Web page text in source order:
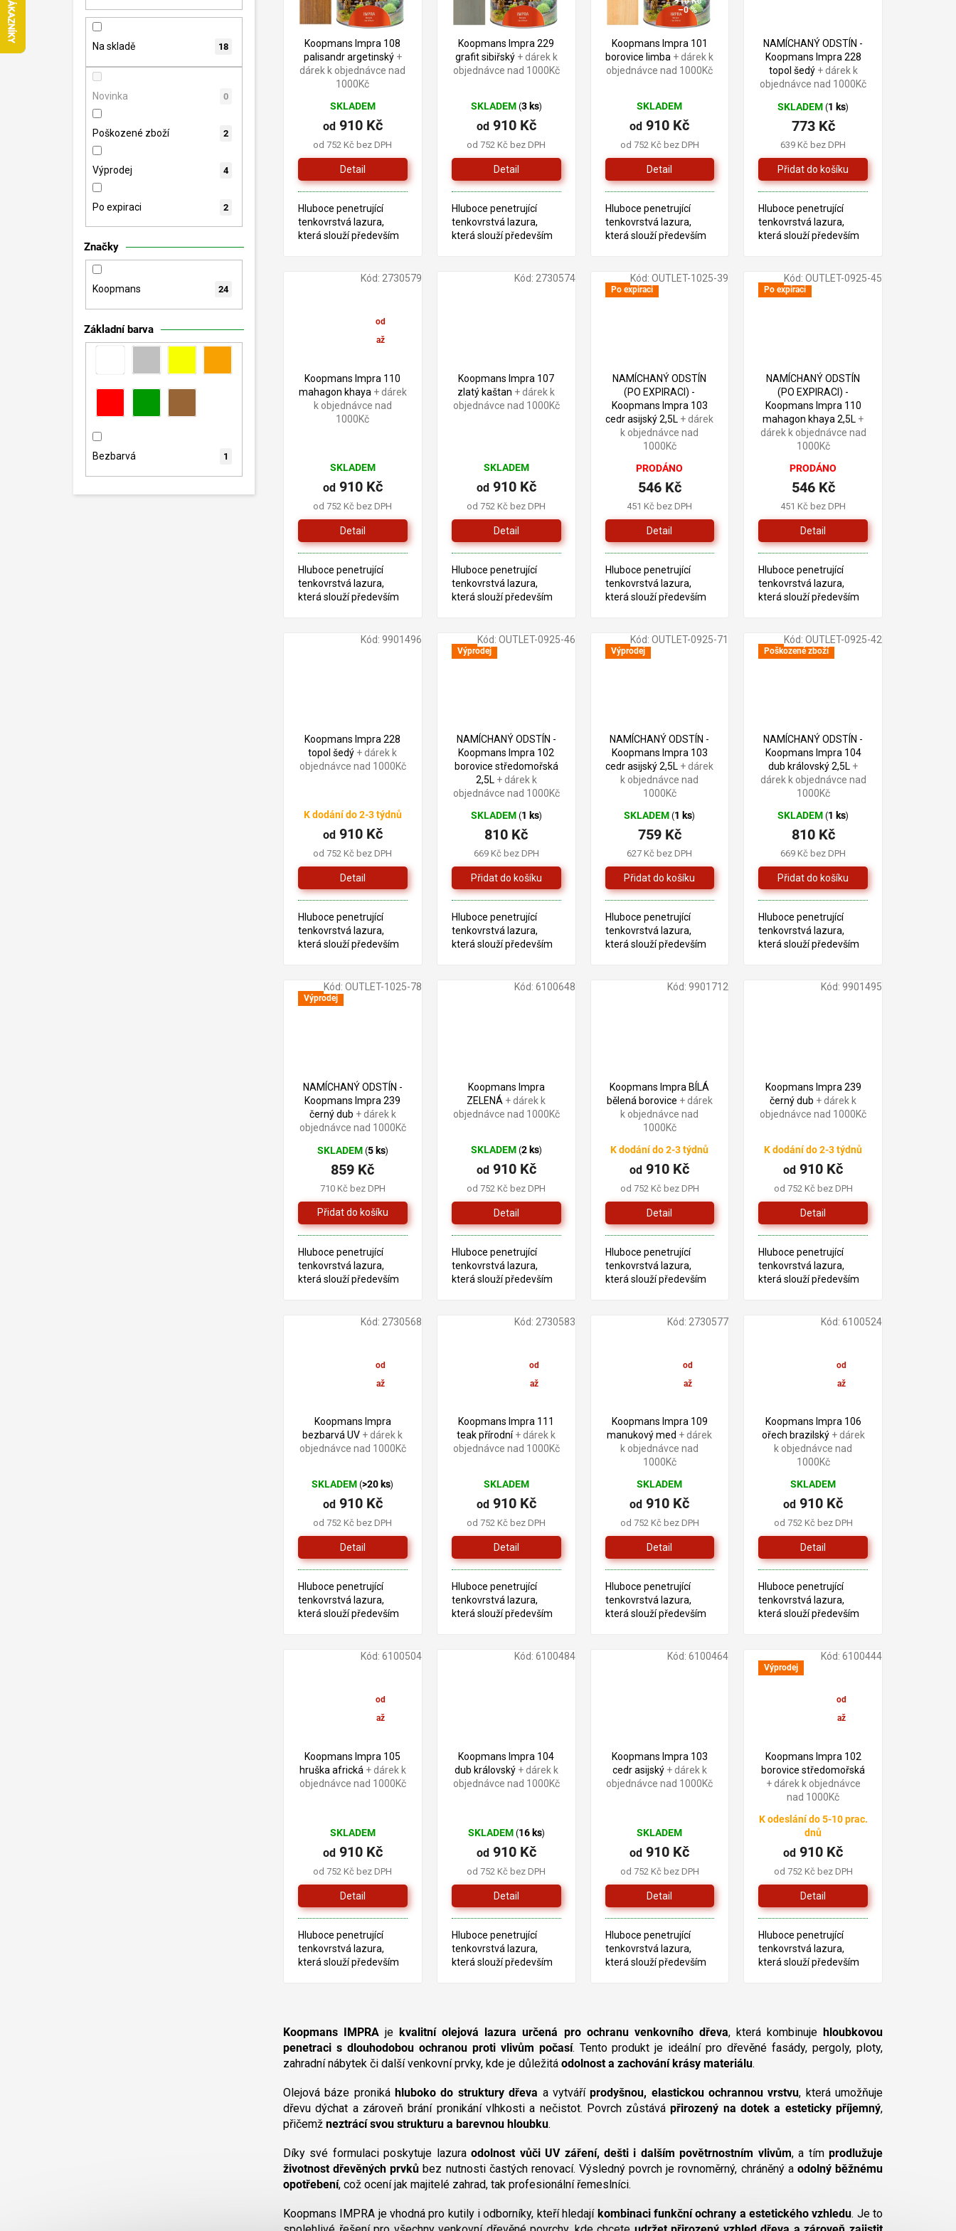
Na skladě 18
Novinka 0
Poškozené zboží 2
Výprodej 4
Po expiraci 2
Značky
Koopmans 24
Základní barva
Bezbarvá 1
Koopmans Impra 108
palisandr argetinský +
dárek k objednávce nad
1000Kč
SKLADEM
od 752 Kč bez DPH
od910 Kč
Detail
Hluboce penetrující
tenkovrstvá lazura,
která slouží především
je založen na bázi
Koopmans Impra 229
grafit sibiřský + dárek k
objednávce nad 1000Kč
SKLADEM (3 ks)
od 752 Kč bez DPH
od910 Kč
Detail
Hluboce penetrující
tenkovrstvá lazura,
která slouží především
je založen na bázi
–0 %
Koopmans Impra 101
borovice limba + dárek k
objednávce nad 1000Kč
SKLADEM
od 752 Kč bez DPH
od 910 Kč
Detail
Hluboce penetrující
tenkovrstvá lazura,
která slouží především
je založen na bázi
alkydových pryskyřic a
NAMÍCHANÝ ODSTÍN -
Koopmans Impra 228
topol šedý + dárek k
objednávce nad 1000Kč
SKLADEM(1 ks)
639 Kč bez DPH
773 Kč
Hluboce penetrující
tenkovrstvá lazura,
která slouží především
je založen na bázi
alkydových pryskyřic a
od
až
Koopmans Impra 110
mahagon khaya + dárek
k objednávce nad
1000Kč
SKLADEM
od 752 Kč bez DPH
od910 Kč
Detail
Hluboce penetrující
tenkovrstvá lazura,
která slouží především
je založen na bázi
Kód: 2730579
Koopmans Impra 107
zlatý kaštan + dárek k
objednávce nad 1000Kč
SKLADEM
od 752 Kč bez DPH
od910 Kč
Detail
Hluboce penetrující
tenkovrstvá lazura,
která slouží především
je založen na bázi
alkydových pryskyřic a
Kód: 2730574
Po expiraci
NAMÍCHANÝ ODSTÍN
(PO EXPIRACI) -
Koopmans Impra 103
cedr asijský 2,5L + dárek
k objednávce nad
1000Kč
PRODÁNO
451 Kč bez DPH
546 Kč
Detail
Hluboce penetrující
tenkovrstvá lazura,
která slouží především
je založen na bázi
alkydových pryskyřic a
Kód:OUTLET-1025-39
Po expiraci
NAMÍCHANÝ ODSTÍN
(PO EXPIRACI) -
Koopmans Impra 110
mahagon khaya 2,5L +
dárek k objednávce nad
1000Kč
PRODÁNO
451 Kč bez DPH
546 Kč
Detail
Hluboce penetrující
tenkovrstvá lazura,
která slouží především
je založen na bázi
alkydových pryskyřic a
Kód: OUTLET-0925-45
Koopmans Impra 228
topol šedý + dárek k
objednávce nad 1000Kč
K dodání do 2-3 týdnů
od 752 Kč bez DPH
od910 Kč
Detail
Hluboce penetrující
tenkovrstvá lazura,
která slouží především
je založen na bázi
alkydových pryskyřic a
Kód: 9901496
Výprodej
NAMÍCHANÝ ODSTÍN -
Koopmans Impra 102
borovice středomořská
2,5L + dárek k
objednávce nad 1000Kč
SKLADEM (1 ks)
669 Kč bez DPH
810 Kč
Hluboce penetrující
tenkovrstvá lazura,
která slouží především
je založen na bázi
Kód: OUTLET-0925-46
Výprodej
NAMÍCHANÝ ODSTÍN -
Koopmans Impra 103
cedr asijský 2,5L + dárek
k objednávce nad
1000Kč
SKLADEM(1 ks)
627 Kč bez DPH
759 Kč
Hluboce penetrující
tenkovrstvá lazura,
která slouží především
je založen na bázi
Kód:OUTLET-0925-71
Poškozené zboží
NAMÍCHANÝ ODSTÍN -
Koopmans Impra 104
dub královský 2,5L +
dárek k objednávce nad
1000Kč
SKLADEM(1 ks)
669 Kč bez DPH
810 Kč
Hluboce penetrující
tenkovrstvá lazura,
která slouží především
je založen na bázi
Kód: OUTLET-0925-42
Výprodej
NAMÍCHANÝ ODSTÍN -
Koopmans Impra 239
černý dub + dárek k
objednávce nad 1000Kč
SKLADEM (5 ks)
710 Kč bez DPH
859 Kč
Hluboce penetrující
tenkovrstvá lazura,
která slouží především
je založen na bázi
Kód: OUTLET-1025-78
Koopmans Impra
ZELENÁ + dárek k
objednávce nad 1000Kč
SKLADEM (2 ks)
od 752 Kč bez DPH
od910 Kč
Detail
Hluboce penetrující
tenkovrstvá lazura,
která slouží především
je založen na bázi
Kód: 6100648
Koopmans Impra BÍLÁ
bělená borovice + dárek
k objednávce nad
1000Kč
K dodání do 2-3 týdnů
od 752 Kč bez DPH
od 910 Kč
Detail
Hluboce penetrující
tenkovrstvá lazura,
která slouží především
je založen na bázi
Kód:9901712
Koopmans Impra 239
černý dub + dárek k
objednávce nad 1000Kč
K dodání do 2-3 týdnů
od 752 Kč bez DPH
od 910 Kč
Detail
Hluboce penetrující
tenkovrstvá lazura,
která slouží především
je založen na bázi
Kód: 9901495
od
až
Koopmans Impra
bezbarvá UV + dárek k
objednávce nad 1000Kč
SKLADEM(>20 ks)
od 752 Kč bez DPH
od910 Kč
Detail
Hluboce penetrující
tenkovrstvá lazura,
která slouží především
je založen na bázi
Kód: 2730568
od
až
Koopmans Impra 111
teak přírodní+ dárek k
objednávce nad 1000Kč
SKLADEM
od 752 Kč bez DPH
od910 Kč
Detail
Hluboce penetrující
tenkovrstvá lazura,
která slouží především
je založen na bázi
Kód: 2730583
od
až
Koopmans Impra 109
manukový med + dárek
k objednávce nad
1000Kč
SKLADEM
od 752 Kč bez DPH
od 910 Kč
Detail
Hluboce penetrující
tenkovrstvá lazura,
která slouží především
je založen na bázi
Kód: 2730577
od
až
Koopmans Impra 106
ořech brazilský + dárek
k objednávce nad
1000Kč
SKLADEM
od 752 Kč bez DPH
od 910 Kč
Detail
Hluboce penetrující
tenkovrstvá lazura,
která slouží především
je založen na bázi
alkydových pryskyřic a
Kód: 6100524
od
až
Koopmans Impra 105
hruška africká + dárek k
objednávce nad 1000Kč
SKLADEM
od 752 Kč bez DPH
od910 Kč
Detail
Hluboce penetrující
tenkovrstvá lazura,
která slouží především
lněného oleje.
Kód: 6100504
Koopmans Impra 104
dub královský + dárek k
objednávce nad 1000Kč
SKLADEM (16 ks)
od 752 Kč bez DPH
od910 Kč
Detail
Hluboce penetrující
tenkovrstvá lazura,
která slouží především
lněného oleje.
Kód: 6100484
Koopmans Impra 103
cedr asijský + dárek k
objednávce nad 1000Kč
SKLADEM
od 752 Kč bez DPH
od 910 Kč
Detail
Hluboce penetrující
tenkovrstvá lazura,
která slouží především
lněného oleje.
Kód:6100464
Výprodej
od
až
Koopmans Impra 102
borovice středomořská
+ dárek k objednávce
nad 1000Kč
K odeslání do 5-10 prac.
dnů
od 752 Kč bez DPH
od 910 Kč
Detail
Hluboce penetrující
tenkovrstvá lazura,
která slouží především
lněného oleje.
Kód: 6100444
á
d
c
k
y
v
p
i
Koopmans IMPRA jekvalitní olejová lazura určená pro ochranu venkovního dřeva, která kombinujehloubkovou
penetraci s dlouhodobou ochranou proti vlivům počasí. Tento produkt je ideální pro dřevěné fasády, pergoly, ploty,
zahradní nábytek či další venkovní prvky, kde je důležitá odolnost a zachování krásy materiálu.
Olejová báze pronikáhluboko do struktury dřeva a vytváříprodyšnou, elastickou ochrannou vrstvu, která umožňuje
dřevu dýchat a zároveň brání pronikání vlhkosti a nečistot. Povrch zůstávápřirozený na dotek a esteticky příjemný,
přičemž neztrácí svou strukturu a barevnou hloubku.
Díky své formulaci poskytuje lazuraodolnost vůči UV záření, dešti i dalším povětrnostním vlivům, a tím prodlužuje
životnost dřevěných prvků bez nutnosti častých renovací. Výsledný povrch je rovnoměrný, chráněný a odolný běžnému
opotřebení, což ocení jak majitelé zahrad, tak profesionální řemeslníci.
Koopmans IMPRA je vhodná pro kutily i odborníky, kteří hledají kombinaci funkční ochrany a estetického vzhledu. Je to